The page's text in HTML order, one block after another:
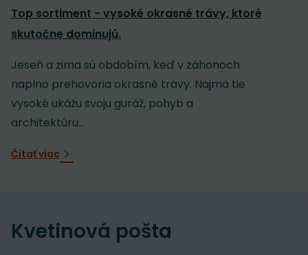
Top sortiment - vysoké okrasné trávy, ktoré
skutočne dominujú.
Jeseň a zima sú obdobím, keď v záhonoch
naplno prehovoria okrasné trávy. Najmä tie
vysoké ukážu svoju guráž, pohyb a
architektúru...
Čítať viac
Kvetinová pošta